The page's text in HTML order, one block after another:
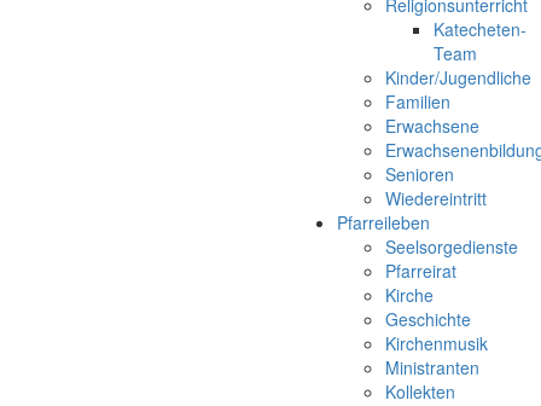
Religionsunterricht
Katecheten-
Team
Kinder/Jugendliche
Familien
Erwachsene
Senioren
Wiedereintritt
Pfarreileben
Seelsorgedienste
Pfarreirat
Kirche
Geschichte
Kirchenmusik
Ministranten
Kollekten